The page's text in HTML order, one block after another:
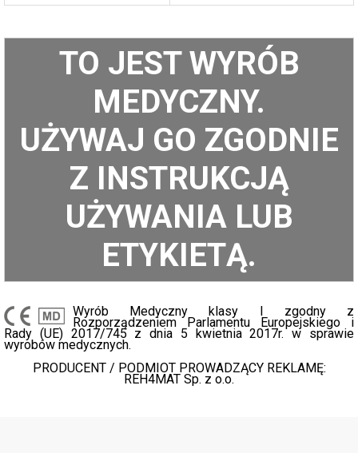
TO JEST WYRÓB
MEDYCZNY.
UŻYWAJ GO ZGODNIE
Z INSTRUKCJĄ
UŻYWANIA LUB
ETYKIETĄ.
Wyrób Medyczny klasy I zgodny z
Rozporządzeniem Parlamentu Europejskiego i
Rady (UE) 2017/745 z dnia 5 kwietnia 2017r. w sprawie
wyrobów medycznych.
PRODUCENT / PODMIOT PROWADZĄCY REKLAMĘ:
REH4MAT Sp. z o.o.